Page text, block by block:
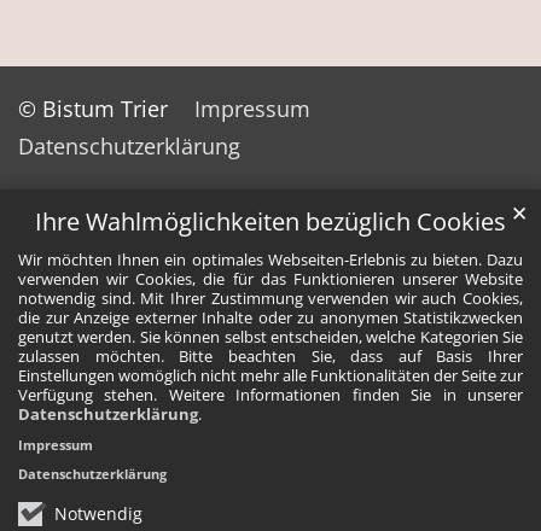
Ihre Wahlmöglichkeiten bezüglich Cookies
Wir möchten Ihnen ein optimales Webseiten-Erlebnis zu bieten. Dazu
verwenden wir Cookies, die für das Funktionieren unserer Website
notwendig sind. Mit Ihrer Zustimmung verwenden wir auch Cookies,
die zur Anzeige externer Inhalte oder zu anonymen Statistikzwecken
genutzt werden. Sie können selbst entscheiden, welche Kategorien Sie
zulassen möchten. Bitte beachten Sie, dass auf Basis Ihrer
Einstellungen womöglich nicht mehr alle Funktionalitäten der Seite zur
Verfügung stehen. Weitere Informationen finden Sie in unserer
Datenschutzerklärung.
Notwendig
✕
Impressum
Datenschutzerklärung
© Bistum Trier
Impressum
Datenschutzerklärung